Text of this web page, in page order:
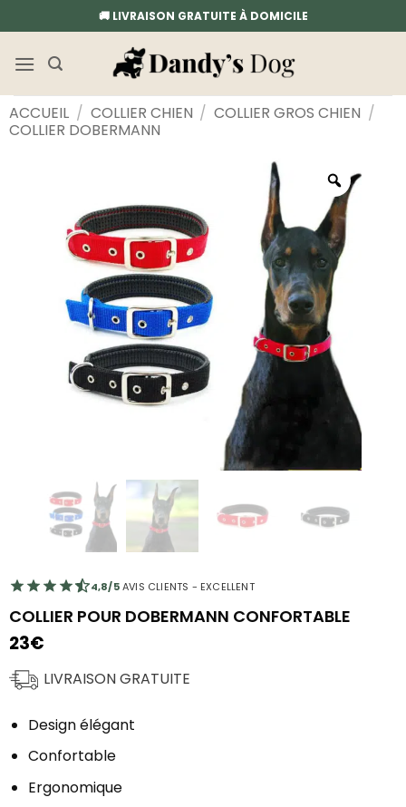
au
contenu
🚚 LIVRAISON GRATUITE À DOMICILE
ACCUEIL / COLLIER CHIEN / COLLIER GROS CHIEN /
COLLIER DOBERMANN
4,8/5AVIS CLIENTS - EXCELLENT
COLLIER POUR DOBERMANN CONFORTABLE
23€
LIVRAISON GRATUITE
Design élégant
Confortable
Ergonomique